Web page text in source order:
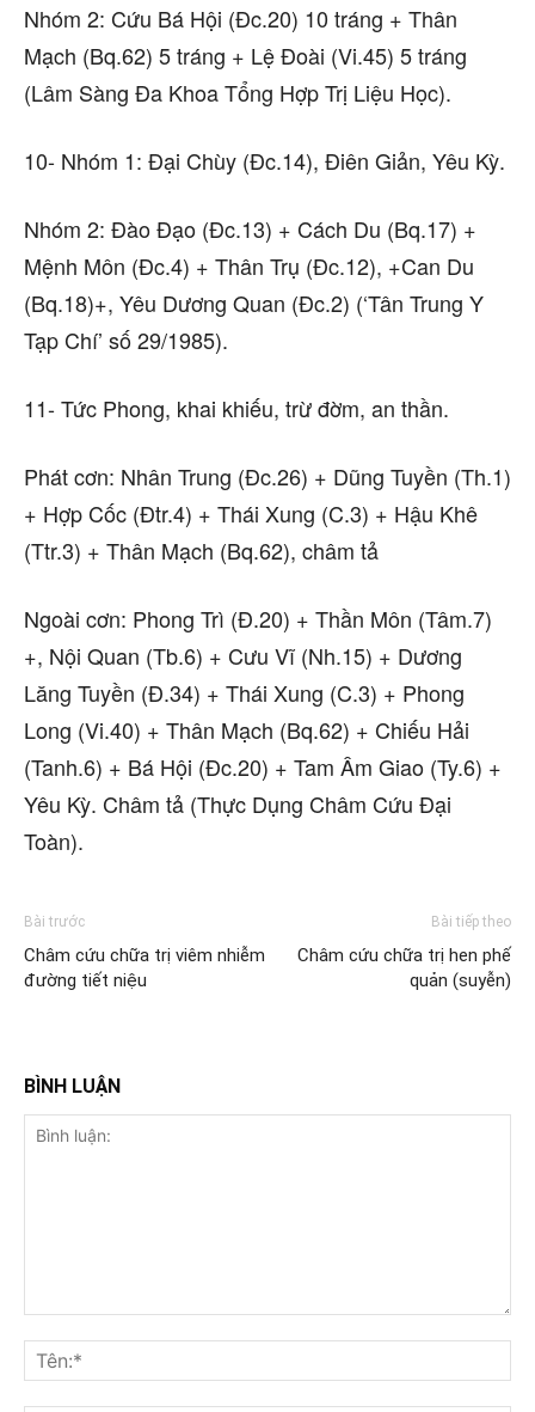
Nhóm 2: Cứu Bá Hội (Đc.20) 10 tráng + Thân
Mạch (Bq.62) 5 tráng + Lệ Đoài (Vi.45) 5 tráng
(Lâm Sàng Đa Khoa Tổng Hợp Trị Liệu Học).
10- Nhóm 1: Đại Chùy (Đc.14), Điên Giản, Yêu Kỳ.
Nhóm 2: Đào Đạo (Đc.13) + Cách Du (Bq.17) +
Mệnh Môn (Đc.4) + Thân Trụ (Đc.12), +Can Du
(Bq.18)+, Yêu Dương Quan (Đc.2) (‘Tân Trung Y
Tạp Chí’ số 29/1985).
11- Tức Phong, khai khiếu, trừ đờm, an thần.
Phát cơn: Nhân Trung (Đc.26) + Dũng Tuyền (Th.1)
+ Hợp Cốc (Đtr.4) + Thái Xung (C.3) + Hậu Khê
(Ttr.3) + Thân Mạch (Bq.62), châm tả
Ngoài cơn: Phong Trì (Đ.20) + Thần Môn (Tâm.7)
+, Nội Quan (Tb.6) + Cưu Vĩ (Nh.15) + Dương
Lăng Tuyền (Đ.34) + Thái Xung (C.3) + Phong
Long (Vi.40) + Thân Mạch (Bq.62) + Chiếu Hải
(Tanh.6) + Bá Hội (Đc.20) + Tam Âm Giao (Ty.6) +
Yêu Kỳ. Châm tả (Thực Dụng Châm Cứu Đại
Toàn).
Bài trước
Châm cứu chữa trị viêm nhiễm
đường tiết niệu
Bài tiếp theo
Châm cứu chữa trị hen phế
quản (suyễn)
BÌNH LUẬN